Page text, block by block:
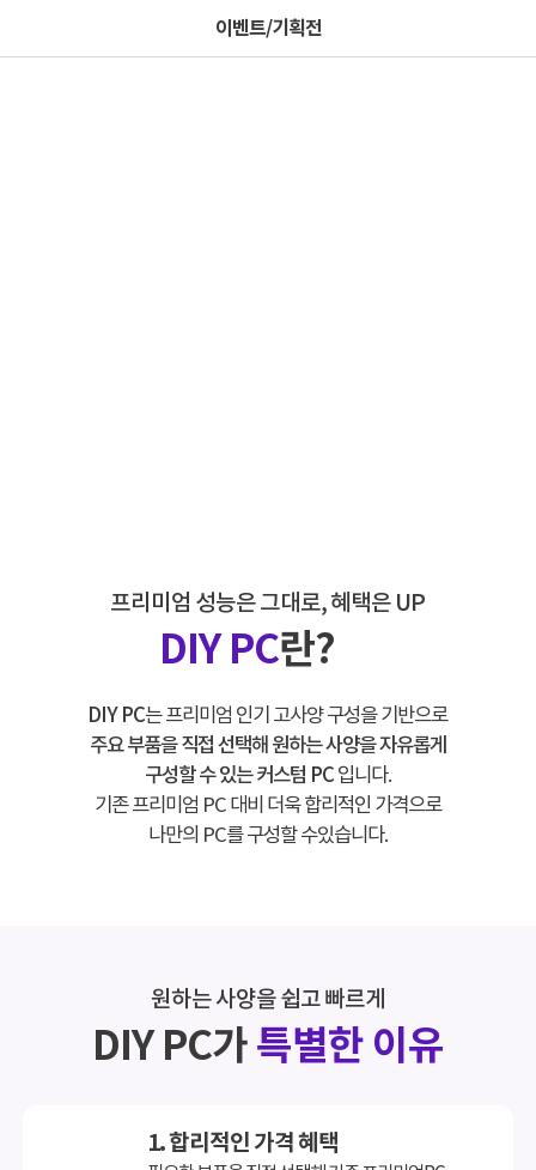
이벤트/기획전
프리미엄 성능은 그대로, 혜택은 UP
DIY PC란?
DIY PC는 프리미엄 인기 고사양 구성을 기반으로
주요 부품을 직접 선택해 원하는 사양을 자유롭게
구성할 수 있는 커스텀 PC입니다.
기존 프리미엄 PC 대비 더욱 합리적인 가격으로
나만의 PC를 구성할 수있습니다.
원하는 사양을 쉽고 빠르게
DIY PC가 특별한 이유
1. 합리적인 가격 혜택